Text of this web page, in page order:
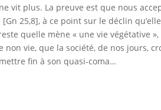
vit plus. La preuve est que nous
25,8], à ce point sur le déclin
quelle mène « une vie végétative »,
non vie, que la société, de nos jours,
fin à son quasi-coma…